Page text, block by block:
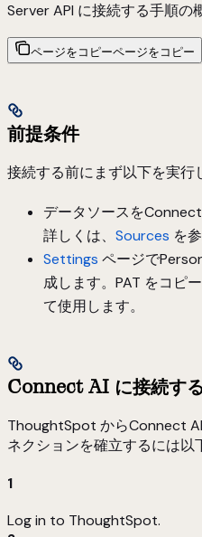
Server API に接続する手順の
ページをコピーページをコピー
前提条件
接続する前にまず以下を実行
データソースをConnect
詳しくは、 Sources を
Settings ページで
成します。PAT をコピ
て使用します。
Connect AI に接続す
ThoughtSpot からConnect AI
ネクションを確立するには以
1
Log in to ThoughtSpot.